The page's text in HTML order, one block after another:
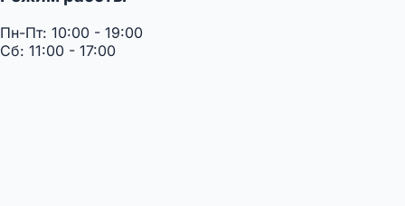
Пн-Пт: 10:00 - 19:00
Сб: 11:00 - 17:00